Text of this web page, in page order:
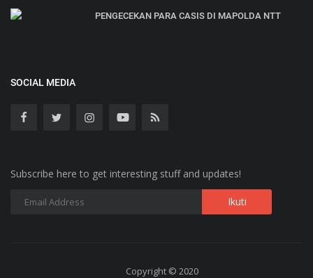
PENGECEKAN PARA CASIS DI MAPOLDA NTT
SOCIAL MEDIA
Subscribe here to get interesting stuff and updates!
Copyright © 2020